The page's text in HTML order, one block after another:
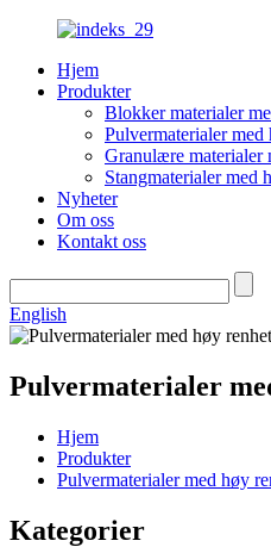
Hjem
Produkter
Blokker materialer
Pulvermaterialer med
Granulære materialer
Stangmaterialer med
Nyheter
Om oss
Kontakt oss
English
Pulvermaterialer
Hjem
Produkter
Pulvermaterialer med høy
Kategorier